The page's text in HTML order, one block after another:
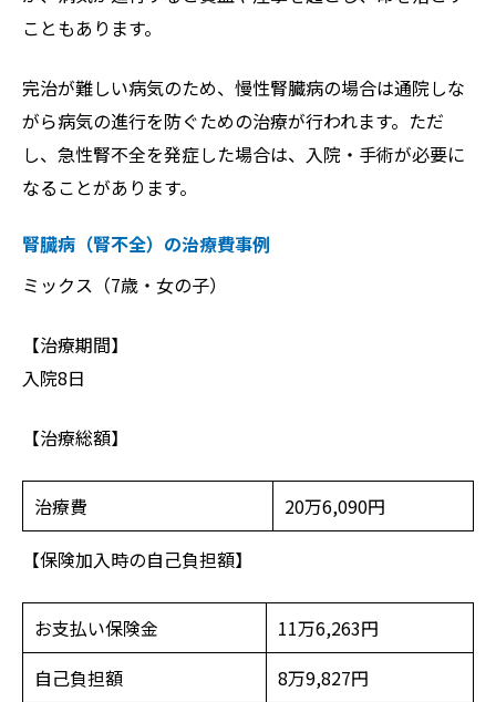
こともあります。
完治が難しい病気のため、慢性腎臓病の場合は通院しな
がら病気の進行を防ぐための治療が行われます。ただ
し、急性腎不全を発症した場合は、入院・手術が必要に
なることがあります。
腎臓病（腎不全）の治療費事例
ミックス（7歳・女の子）
【治療期間】
入院8日
【治療総額】
治療費
20万6,090円
【保険加入時の自己負担額】
お支払い保険金
11万6,263円
自己負担額
8万9,827円